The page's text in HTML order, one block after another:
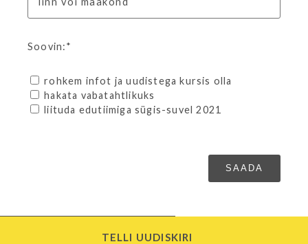
Soovin:*
rohkem infot ja uudistega kursis olla
hakata vabatahtlikuks
liituda edutiimiga sügis-suvel 2021
TELLI UUDISKIRI